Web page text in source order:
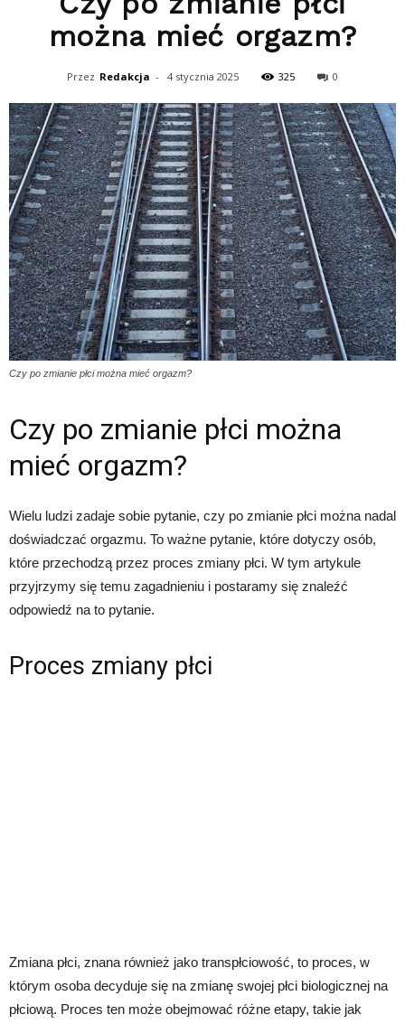
można mieć orgazm?
Przez Redakcja - 4 stycznia 2025 325 0
Czy po zmianie płci można mieć orgazm?
Czy po zmianie płci można
mieć orgazm?
Wielu ludzi zadaje sobie pytanie, czy po zmianie płci można nadal
doświadczać orgazmu. To ważne pytanie, które dotyczy osób,
które przechodzą przez proces zmiany płci. W tym artykule
przyjrzymy się temu zagadnieniu i postaramy się znaleźć
odpowiedź na to pytanie.
Proces zmiany płci
Zmiana płci, znana również jako transpłciowość, to proces, w
którym osoba decyduje się na zmianę swojej płci biologicznej na
płciową. Proces ten może obejmować różne etapy, takie jak